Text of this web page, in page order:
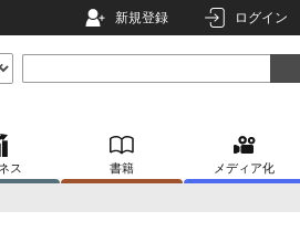
新規登録 ログイン
ス 書籍 メディア化